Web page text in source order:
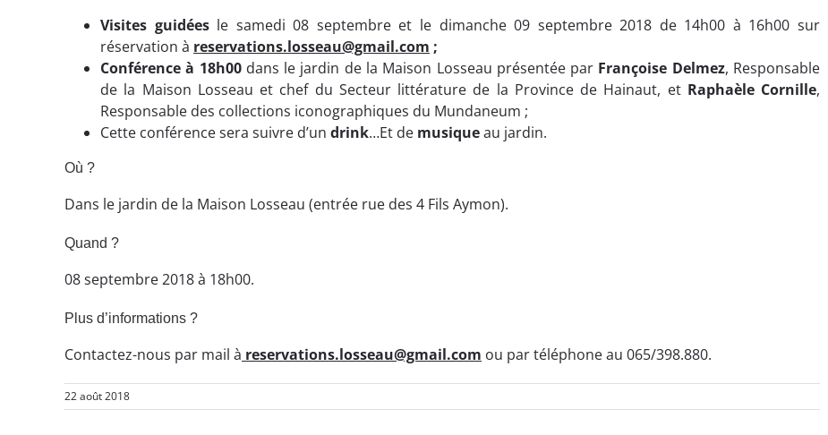
Visites guidéesle samedi 08 septembre et le dimanche 09 septembre 2018 de 14h00 à 16h00 sur
réservation à reservations.losseau@gmail.com ;
Conférence à 18h00 dans le jardin de la Maison Losseau présentée par Françoise Delmez, Responsable
de la Maison Losseau et chef du Secteur littérature de la Province de Hainaut, et Raphaèle Cornille,
Responsable des collections iconographiques du Mundaneum ;
Cette conférence sera suivre d’un drink…Et de musiqueau jardin.
Où ?
Dans le jardin de la Maison Losseau (entrée rue des 4 Fils Aymon).
Quand ?
08 septembre 2018 à 18h00.
Plus d’informations ?
Contactez-nous par mail à reservations.losseau@gmail.com ou par téléphone au 065/398.880.
22 août 2018